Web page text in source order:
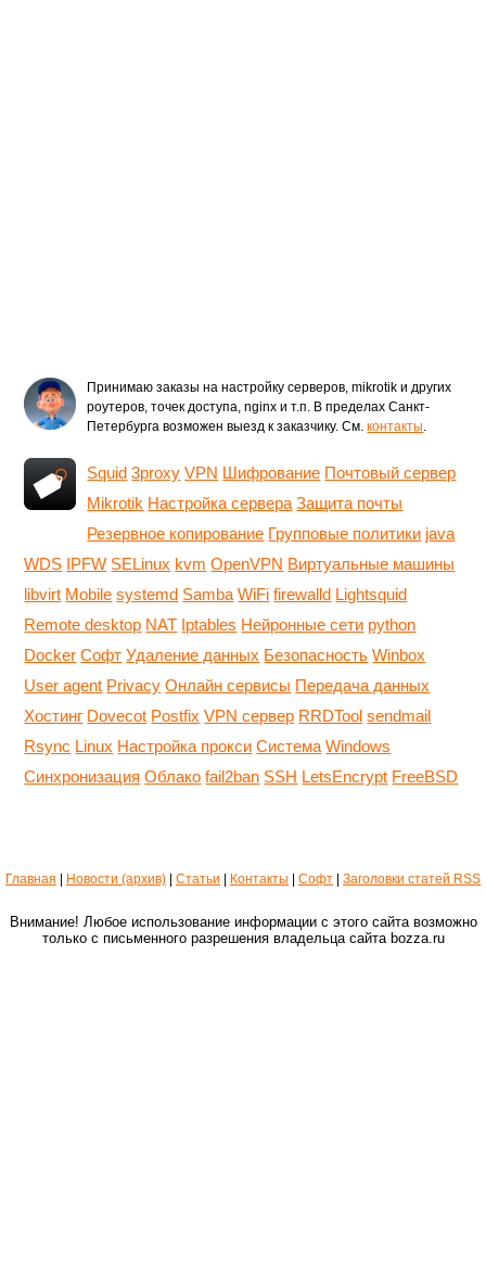
Принимаю заказы на настройку серверов, mikrotik и других
роутеров, точек доступа, nginx и т.п. В пределах Санкт-
Петербурга возможен выезд к заказчику. См.контакты.
Squid 3proxy VPN Шифрование Почтовый сервер
Mikrotik Настройка сервера Защита почты
Резервное копирование Групповые политики java
WDS IPFW SELinux kvm OpenVPN Виртуальные машины
libvirt Mobile systemd Samba WiFi firewalld Lightsquid
Remote desktop NAT Iptables Нейронные сети python
Docker Софт Удаление данных Безопасность Winbox
User agent Privacy Онлайн сервисы Передача данных
Хостинг Dovecot Postfix VPN сервер RRDTool sendmail
Rsync Linux Настройка прокси Система Windows
Синхронизация Облако fail2ban SSH LetsEncrypt FreeBSD
Главная Новости (архив) Статьи Контакты Софт Заголовки статей RSS
Внимание! Любое использование информации с этого сайта возможно
только с письменного разрешения владельца сайта bozza.ru